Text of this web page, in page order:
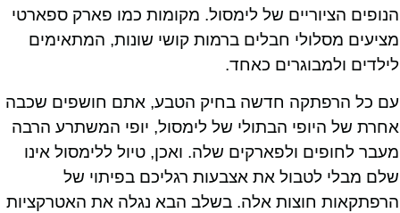
הנופים הציוריים של לימסול. מקומות כמו פארק ספארטי
מציעים מסלולי חבלים ברמות קושי שונות, המתאימים
לילדים ולמבוגרים כאחד.
עם כל הרפתקה חדשה בחיק הטבע, אתם חושפים שכבה
אחרת של היופי הבתולי של לימסול, יופי המשתרע הרבה
מעבר לחופים ולפארקים שלה. ואכן, טיול ללימסול אינו
שלם מבלי לטבול את אצבעות רגליכם בפיתוי של
הרפתקאות חוצות אלה. בשלב הבא נגלה את האטרקציות